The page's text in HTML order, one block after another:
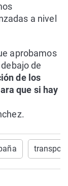
a nivel
aprobamos
de
de los
que si hay